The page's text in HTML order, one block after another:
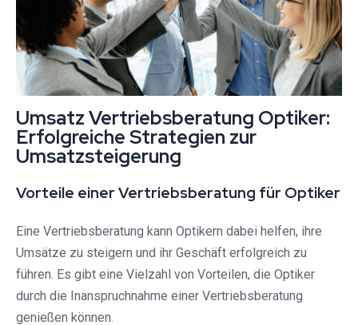
Umsatz Vertriebsberatung Optiker:
Erfolgreiche Strategien zur
Umsatzsteigerung
Vorteile einer Vertriebsberatung für Optiker
Eine Vertriebsberatung kann Optikern dabei helfen, ihre
Umsätze zu steigern und ihr Geschäft erfolgreich zu
führen. Es gibt eine Vielzahl von Vorteilen, die Optiker
durch die Inanspruchnahme einer Vertriebsberatung
genießen können.